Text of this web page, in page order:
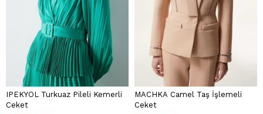
IPEKYOL Turkuaz Pileli Kemerli
Ceket
MACHKA Camel Taş İşlemeli
Ceket